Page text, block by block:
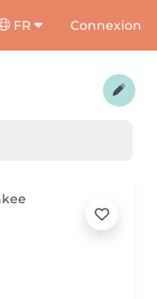
FR Connexion